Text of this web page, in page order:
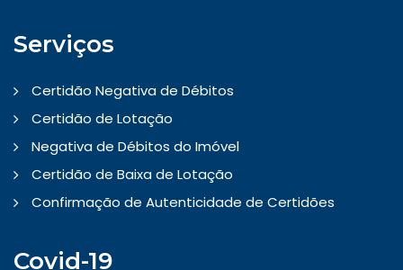
Serviços
Certidão Negativa de Débitos
Certidão de Lotação
Negativa de Débitos do Imóvel
Certidão de Baixa de Lotação
Confirmação de Autenticidade de Certidões
Covid-19